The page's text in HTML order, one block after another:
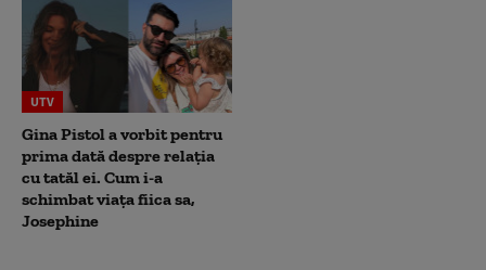
UTV
Gina Pistol a vorbit pentru
prima dată despre relația
cu tatăl ei. Cum i-a
schimbat viața fiica sa,
Josephine